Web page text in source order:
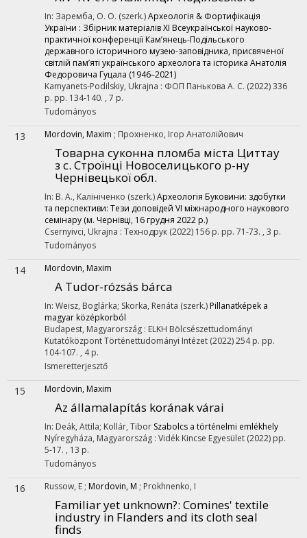
In: Заремба, О. О. (szerk.)Археологія & Фортифікація
України : Збірник матеріалів ХІ Всеукраїнської науково-
практичної конференції Кам’янець-Подільського
державного історичного музею-заповідника, присвяченої
світлій пам’яті українського археолога та історика Анатолія
Федоровича Гуцала (1946–2021)
Kamyanets-Podilskiy, Ukrajna : ФОП Панькова А. С. (2022)336
p. pp. 134-140. , 7 p.
Tudományos
13 Mordovin, Maxim ; Прохненко, Ігор Анатолійович
Товарна суконна пломба міста Циттау
з с. Строїнці Новоселицького р-ну
Чернівецької обл.
In: В. А., Калініченко (szerk.)Археологія Буковини: здобутки
та перспективи: Тези доповідей VІ міжнародного наукового
семінару (м. Чернівці, 16 грудня 2022 р.)
Csernyivci, Ukrajna : Технодрук (2022) 156 p. pp. 71-73. , 3 p.
Tudományos
14 Mordovin, Maxim
A Tudor-rózsás bárca
In: Weisz, Boglárka; Skorka, Renáta (szerk.) Pillanatképek a
magyar középkorból
Budapest, Magyarország : ELKH Bölcsészettudományi
Kutatóközpont Történettudományi Intézet (2022)254 p. pp.
104-107. , 4 p.
Ismeretterjesztő
15 Mordovin, Maxim
Az államalapítás korának várai
In: Deák, Attila; Kollár, Tibor Szabolcs a történelmi emlékhely
Nyíregyháza, Magyarország : Vidék Kincse Egyesület (2022) pp.
5-17. , 13 p.
Tudományos
16 Russow, E ; Mordovin, M ; Prokhnenko, I
Familiar yet unknown?: Comines' textile
industry in Flanders and its cloth seal
finds